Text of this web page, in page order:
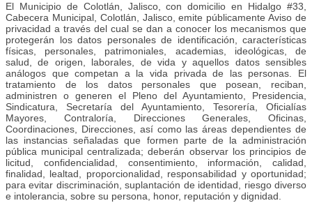
El Municipio de Colotlán, Jalisco, con domicilio en Hidalgo #33,
Cabecera Municipal, Colotlán, Jalisco, emite públicamente Aviso de
privacidad a través del cual se dan a conocer los mecanismos que
protegerán los datos personales de identificación, características
físicas, personales, patrimoniales, academias, ideológicas, de
salud, de origen, laborales, de vida y aquellos datos sensibles
análogos que competan a la vida privada de las personas. El
tratamiento de los datos personales que posean, reciban,
administren o generen el Pleno del Ayuntamiento, Presidencia,
Sindicatura, Secretaría del Ayuntamiento, Tesorería, Oficialías
Mayores, Contraloría, Direcciones Generales, Oficinas,
Coordinaciones, Direcciones, así como las áreas dependientes de
las instancias señaladas que formen parte de la administración
pública municipal centralizada; deberán observar los principios de
licitud, confidencialidad, consentimiento, información, calidad,
finalidad, lealtad, proporcionalidad, responsabilidad y oportunidad;
para evitar discriminación, suplantación de identidad, riesgo diverso
e intolerancia, sobre su persona, honor, reputación y dignidad.